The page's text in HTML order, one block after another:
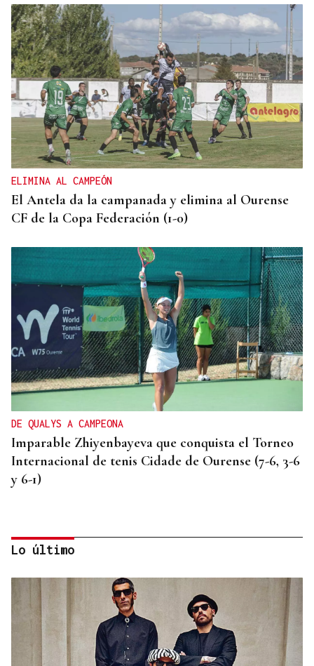
ELIMINA AL CAMPEÓN
El Antela da la campanada y elimina al Ourense
CF de la Copa Federación (1-0)
DE QUALYS A CAMPEONA
Imparable Zhiyenbayeva que conquista el Torneo
Internacional de tenis Cidade de Ourense (7-6, 3-6
y 6-1)
Lo último